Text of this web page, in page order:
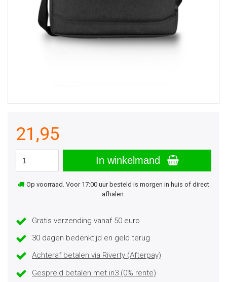
21,95
In winkelmand
Op voorraad. Voor 17:00 uur besteld is morgen in huis of direct
afhalen.
Gratis verzending vanaf 50 euro
30 dagen bedenktijd en geld terug
Achteraf betalen via Riverty (Afterpay)
Gespreid betalen met in3 (0% rente)